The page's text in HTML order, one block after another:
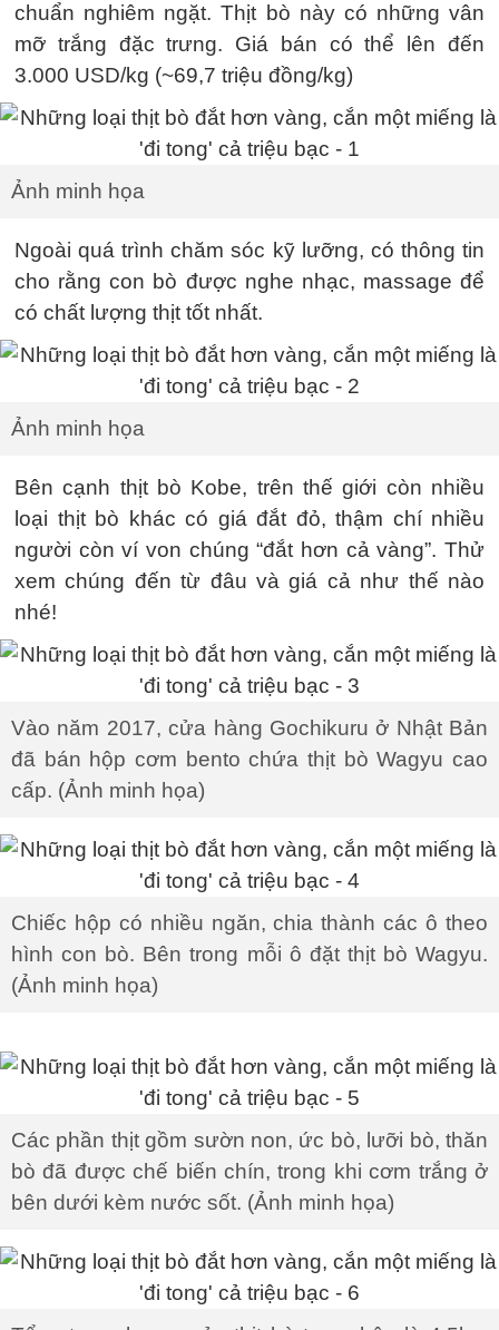
chuẩn nghiêm ngặt. Thịt bò này có những vân
mỡ trắng đặc trưng. Giá bán có thể lên đến
3.000 USD/kg (~69,7 triệu đồng/kg)
Ảnh minh họa
Ngoài quá trình chăm sóc kỹ lưỡng, có thông tin
cho rằng con bò được nghe nhạc, massage để
có chất lượng thịt tốt nhất.
Ảnh minh họa
Bên cạnh thịt bò Kobe, trên thế giới còn nhiều
loại thịt bò khác có giá đắt đỏ, thậm chí nhiều
người còn ví von chúng “đắt hơn cả vàng”. Thử
xem chúng đến từ đâu và giá cả như thế nào
nhé!
Vào năm 2017, cửa hàng Gochikuru ở Nhật Bản
đã bán hộp cơm bento chứa thịt bò Wagyu cao
cấp. (Ảnh minh họa)
Chiếc hộp có nhiều ngăn, chia thành các ô theo
hình con bò. Bên trong mỗi ô đặt thịt bò Wagyu.
(Ảnh minh họa)
Các phần thịt gồm sườn non, ức bò, lưỡi bò, thăn
bò đã được chế biến chín, trong khi cơm trắng ở
bên dưới kèm nước sốt. (Ảnh minh họa)